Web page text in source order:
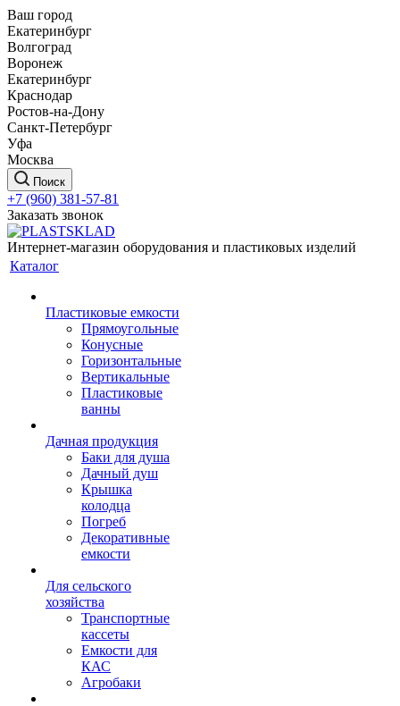
Ваш город
Екатеринбург
Волгоград
Воронеж
Екатеринбург
Краснодар
Ростов-на-Дону
Санкт-Петербург
Уфа
Москва
Поиск
+7 (960) 381-57-81
Заказать звонок
Интернет-магазин оборудования и пластиковых изделий
Каталог
Пластиковые емкости
Прямоугольные
Конусные
Горизонтальные
Вертикальные
Пластиковые
ванны
Дачная продукция
Баки для душа
Дачный душ
Крышка
колодца
Погреб
Декоративные
емкости
Для сельского
хозяйства
Транспортные
кассеты
Емкости для
КАС
Агробаки